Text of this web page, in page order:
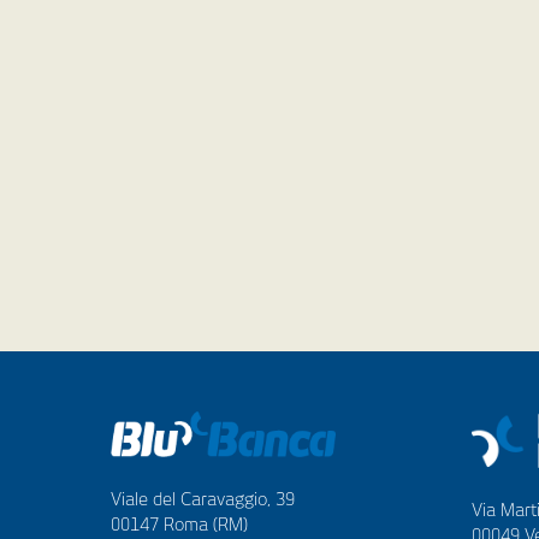
Viale del Caravaggio, 39
00147 Roma (RM)
Via